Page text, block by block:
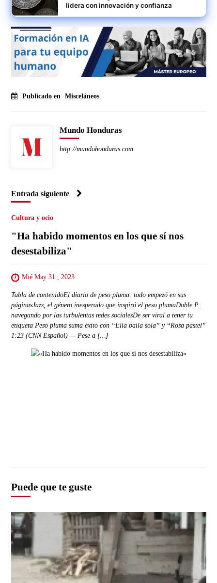
lidera con innovación y confianza
Publicado en Misceláneos
Mundo Honduras
http://mundohonduras.com
Entrada siguiente
Cultura y ocio
"Ha habido momentos en los que sí nos
desestabiliza"
Mié May 31 , 2023
Tabla de contenidoEl diario de peso pluma: todo empezó en sus
páginasJazz, el género inesperado que inspiró el peso plumaDoble P:
navegando por las turbulentas redes socialesDe ser viral a tener tu
etiqueta Peso pluma suma éxito con “Ella baila sola” y “Rosa pastel”
1:23 (CNN Español) — Pese a […]
Puede que te guste